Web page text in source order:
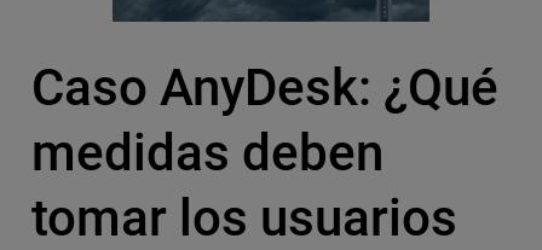
Caso AnyDesk: ¿Qué
medidas deben
tomar los usuarios